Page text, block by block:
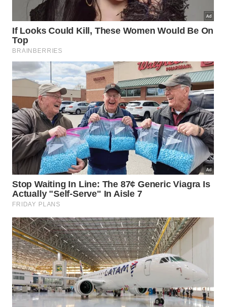
Beija-flores procuram principalmente néctar, por isso
tendem a visitar mais a sálvia em flor. -Imagem gerada por
IA
Como cuidar para manter visitas
frequentes?
Sálvia e manjericão precisam de sol, rega moderada
e podas leves. A diferença está no objetivo: na
sálvia, vale estimular a floração; no manjericão, vale
deixar algumas hastes florirem em vez de podar
tudo para uso culinário.
Alguns cuidados aumentam o efeito no jardim:
Plante a sálvia em grupos, não em uma muda
isolada.
Deixe parte do manjericão florescer e formar
sementes.